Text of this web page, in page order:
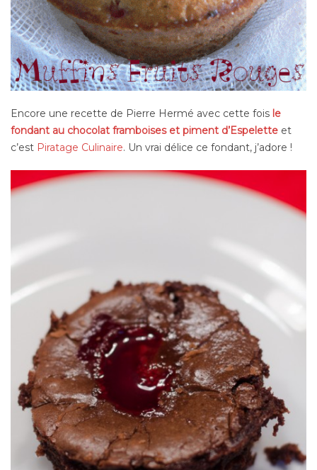
Encore une recette de Pierre Hermé avec cette fois le
fondant au chocolat framboises et piment d’Espelette et
c’est Piratage Culinaire. Un vrai délice ce fondant, j’adore !